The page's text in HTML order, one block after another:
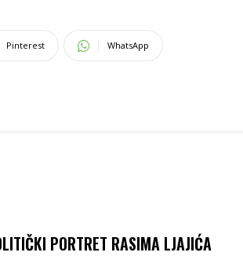
Pinterest WhatsApp
PORTRET RASIMA LJAJIĆA